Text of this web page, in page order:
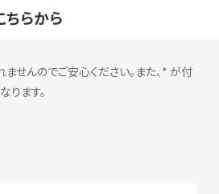
らから
せんのでご安心ください。また、* が付
ります。